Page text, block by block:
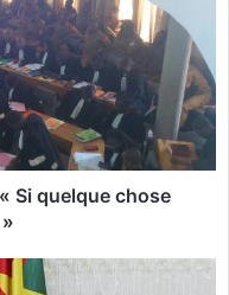
Si quelque chose